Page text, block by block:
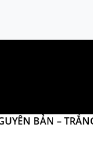
BẢN –